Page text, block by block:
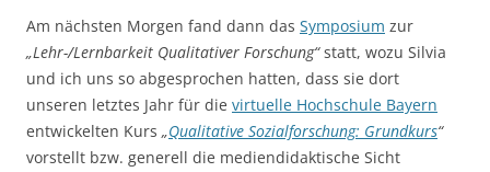
Am nächsten Morgen fand dann das Symposium zur
„Lehr-/Lernbarkeit Qualitativer Forschung“statt, wozu Silvia
und ich uns so abgesprochen hatten, dass sie dort
unseren letztes Jahr für die virtuelle Hochschule Bayern
entwickelten Kurs „Qualitative Sozialforschung: Grundkurs“
vorstellt bzw. generell die mediendidaktische Sicht